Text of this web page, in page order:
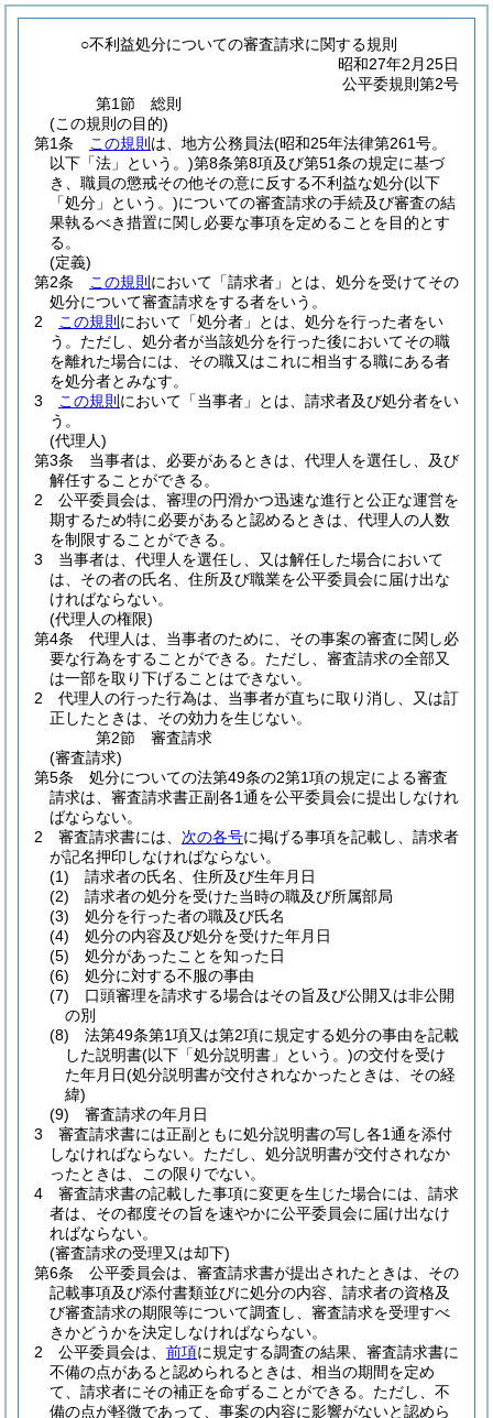
○不利益処分についての審査請求に関する規則
昭和27年2月25日
公平委規則第2号
第1節
総則
(この規則の目的)
第1条
この規則 は、地方公務員法(昭和25年法律第261号。
以下「法」という。)第8条第8項及び第51条の規定に基づ
き、職員の懲戒その他その意に反する不利益な処分(以下
「処分」という。)についての審査請求の手続及び審査の結
果執るべき措置に関し必要な事項を定めることを目的とす
る。
(定義)
第2条
この規則 において「請求者」とは、処分を受けてその
処分について審査請求をする者をいう。
2
この規則 において「処分者」とは、処分を行った者をい
う。 ただし、処分者が当該処分を行った後においてその職
を離れた場合には、その職又はこれに相当する職にある者
を処分者とみなす。
3
この規則 において「当事者」とは、請求者及び処分者をい
う。
(代理人)
第3条
当事者は、必要があるときは、代理人を選任し、及び
解任することができる。
2
公平委員会は、審理の円滑かつ迅速な進行と公正な運営を
期するため特に必要があると認めるときは、代理人の人数
を制限することができる。
3
当事者は、代理人を選任し、又は解任した場合において
は、その者の氏名、住所及び職業を公平委員会に届け出な
ければならない。
(代理人の権限)
第4条
代理人は、当事者のために、その事案の審査に関し必
要な行為をすることができる。 ただし、審査請求の全部又
は一部を取り下げることはできない。
2
代理人の行った行為は、当事者が直ちに取り消し、又は訂
正したときは、その効力を生じない。
第2節
審査請求
(審査請求)
第5条
処分についての法第49条の2第1項の規定による審査
請求は、審査請求書正副各1通を公平委員会に提出しなけれ
ばならない。
2
審査請求書には、 次の各号に掲げる事項を記載し、請求者
が記名押印しなければならない。
(1)
請求者の氏名、住所及び生年月日
(2)
請求者の処分を受けた当時の職及び所属部局
(3)
処分を行った者の職及び氏名
(4)
処分の内容及び処分を受けた年月日
(5)
処分があったことを知った日
(6)
処分に対する不服の事由
(7)
口頭審理を請求する場合はその旨及び公開又は非公開
の別
(8)
法第49条第1項又は第2項に規定する処分の事由を記載
した説明書(以下「処分説明書」という。)の交付を受け
た年月日(処分説明書が交付されなかったときは、その経
緯)
(9)
審査請求の年月日
3
審査請求書には正副ともに処分説明書の写し各1通を添付
しなければならない。 ただし、処分説明書が交付されなか
ったときは、この限りでない。
4
審査請求書の記載した事項に変更を生じた場合には、請求
者は、その都度その旨を速やかに公平委員会に届け出なけ
ればならない。
(審査請求の受理又は却下)
第6条
公平委員会は、審査請求書が提出されたときは、その
記載事項及び添付書類並びに処分の内容、請求者の資格及
び審査請求の期限等について調査し、審査請求を受理すべ
きかどうかを決定しなければならない。
2
公平委員会は、 前項に規定する調査の結果、審査請求書に
不備の点があると認められるときは、相当の期間を定め
て、請求者にその補正を命ずることができる。 ただし、不
備の点が軽微であって、事案の内容に影響がないと認めら